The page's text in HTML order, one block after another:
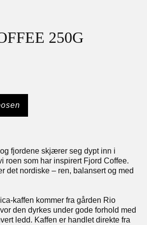
250G
fjordene skjærer seg dypt inn i
roen som har inspirert Fjord Coffee.
det nordiske – ren, balansert og med
kaffen kommer fra gården Rio
den dyrkes under gode forhold med
ledd. Kaffen er handlet direkte fra